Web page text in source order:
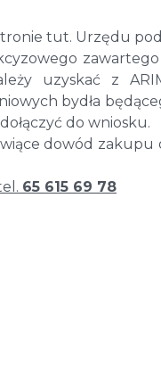
tut. Urzędu
uzyskać z
bydła
do wniosku.
dowód
65 615 69 78